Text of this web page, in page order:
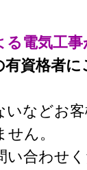
る電気工
資格者
などお
ん。
い合わせ